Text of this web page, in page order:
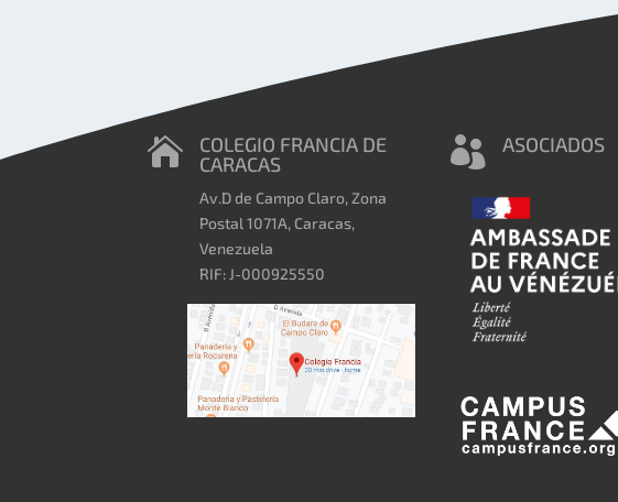

COLEGIO FRANCIA DE
CARACAS
Av.D de Campo Claro, Zona
Postal 1071A, Caracas,
Venezuela
RIF: J-000925550
 ASOCIADOS